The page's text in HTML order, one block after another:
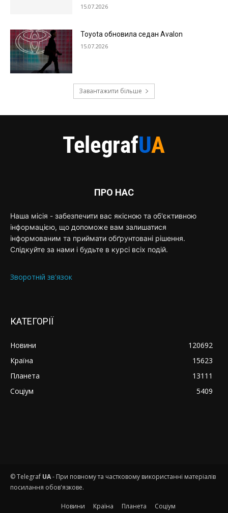
15.07.2026
Toyota обновила седан Avalon
15.07.2026
Завантажити більше
ПРО НАС
Наша місія - забезпечити вас якісною та об'єктивною
інформацією, що допоможе вам залишатися
інформованим та приймати обґрунтовані рішення.
Слідкуйте за нами і будьте в курсі всіх подій.
Зворотній зв'язок
КАТЕГОРІЇ
Новини
120692
Країна
15623
Планета
13111
Соціум
5409
© Telegraf UA- При повному та частковому використанні матеріалів
посилання обов'язкове.
Новини Країна Планета Соціум